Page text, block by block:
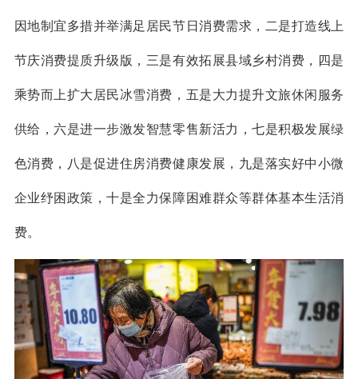
因地制宜多措并举满足居民节日消费需求，二是打造线上
节庆消费提质升级版，三是有效拓展县域乡村消费，四是
乘势而上扩大居民冰雪消费，五是大力提升文旅休闲服务
供给，六是进一步激发智慧零售新活力，七是积极发展绿
色消费，八是促进住房消费健康发展，九是落实好中小微
企业纾困政策，十是全力保障困难群众等群体基本生活消
费。